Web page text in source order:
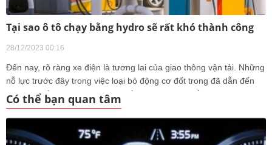
Tại sao ô tô chạy bằng hydro sẽ rất khó thành công
28/12/2023 00:16
Đến nay, rõ ràng xe điện là tương lai của giao thông vận tải. Những
nỗ lực trước đây trong việc loại bỏ động cơ đốt trong đã dẫn đến
những chiếc xe quá kỳ lạ, quá yếu hoặc không thể sử dụng được
cho việc lái xe hàng ngày. Hoặc, nếu chúng thành công
Có thể bạn quan tâm